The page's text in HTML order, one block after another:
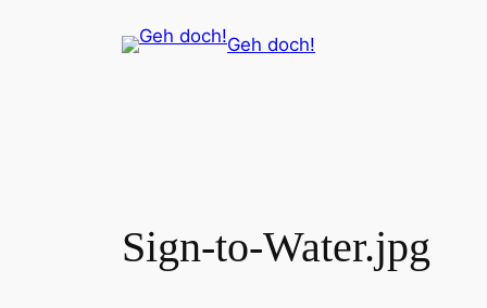
Geh doch!
Sign-to-Water.jpg